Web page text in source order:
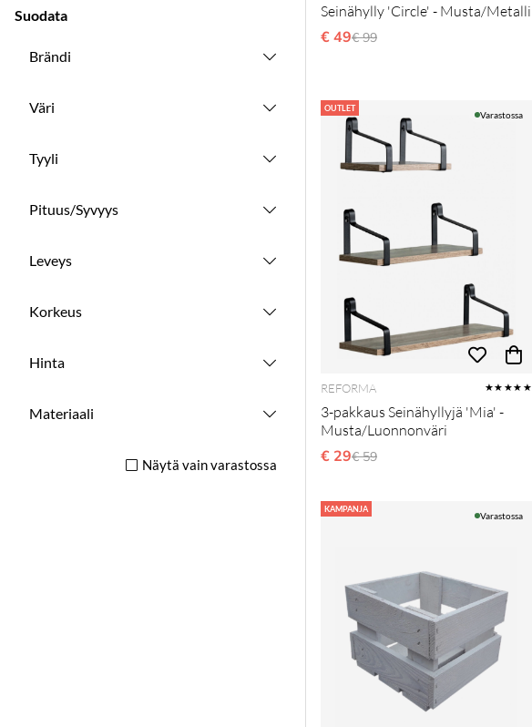
Suodata
Brändi
Väri
Tyyli
Pituus/Syvyys
Leveys
Korkeus
Hinta
Materiaali
Näytä vain varastossa
Seinähylly 'Circle' - Musta/Metalli
€ 49Normaali hinta
€ 99
OUTLET
Varastossa
REFORMA ★★★★★
3-pakkaus Seinähyllyjä 'Mia' -
Musta/Luonnonväri
€ 29Normaali hinta
€ 59
KAMPANJA
Varastossa